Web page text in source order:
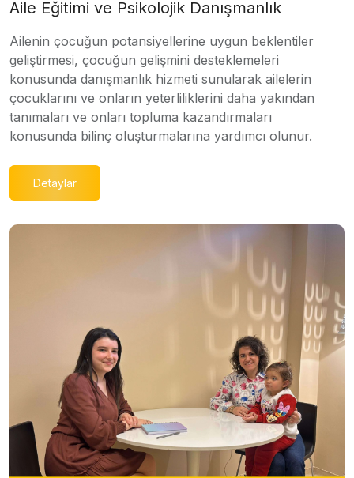
Aile Eğitimi ve Psikolojik Danışmanlık
Ailenin çocuğun potansiyellerine uygun beklentiler
geliştirmesi, çocuğun gelişmini desteklemeleri
konusunda danışmanlık hizmeti sunularak ailelerin
çocuklarını ve onların yeterliliklerini daha yakından
tanımaları ve onları topluma kazandırmaları
konusunda bilinç oluşturmalarına yardımcı olunur.
Detaylar